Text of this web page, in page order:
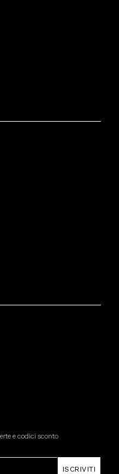
e codici sconto
ISCRIVITI